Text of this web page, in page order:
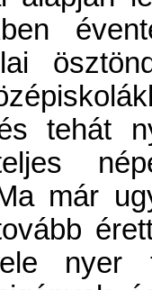
tehát
már
nyer